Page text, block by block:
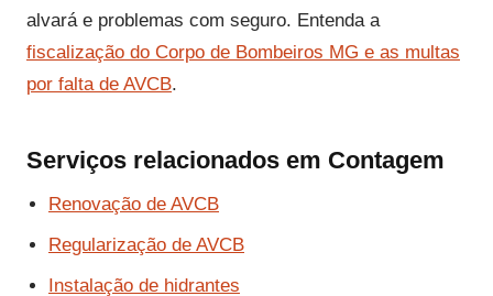
alvará e problemas com seguro. Entenda a
fiscalização do Corpo de Bombeiros MG e as multas
por falta de AVCB.
Serviços relacionados em Contagem
Renovação de AVCB
Regularização de AVCB
Instalação de hidrantes